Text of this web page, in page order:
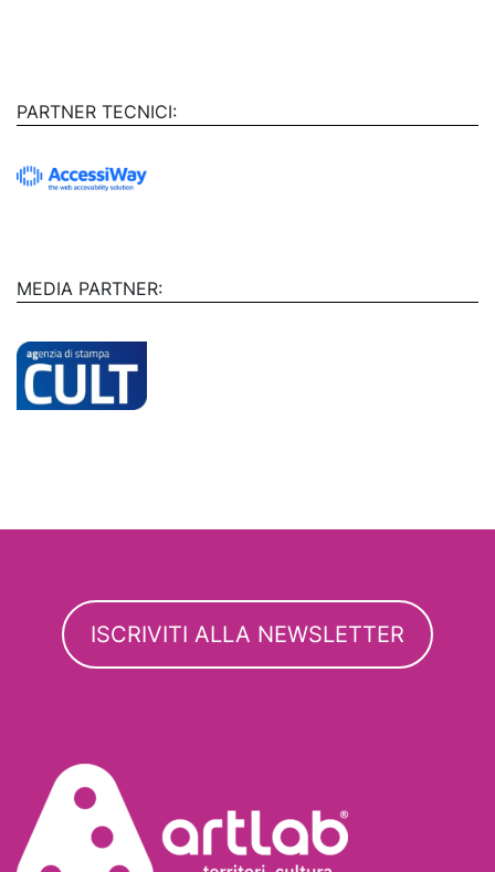
PARTNER TECNICI:
MEDIA PARTNER:
ISCRIVITI ALLA NEWSLETTER